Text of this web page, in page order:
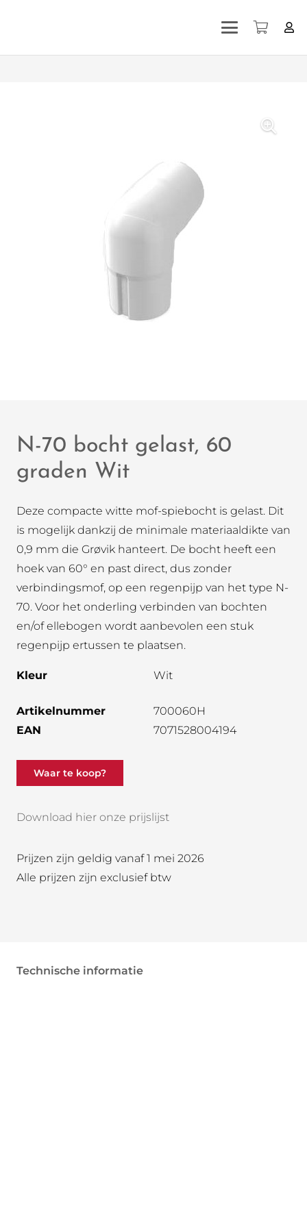
N-70 bocht gelast, 60
graden Wit
Deze compacte witte mof-spiebocht is gelast. Dit
is mogelijk dankzij de minimale materiaaldikte van
0,9 mm die Grøvik hanteert. De bocht heeft een
hoek van 60° en past direct, dus zonder
verbindingsmof, op een regenpijp van het type N-
70. Voor het onderling verbinden van bochten
en/of ellebogen wordt aanbevolen een stuk
regenpijp ertussen te plaatsen.
Kleur Wit
Artikelnummer
700060H
EAN
7071528004194
Waar te koop?
Download hier onze prijslijst
Prijzen zijn geldig vanaf 1 mei 2026
Alle prijzen zijn exclusief btw
Technische informatie